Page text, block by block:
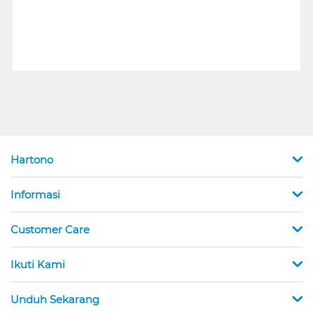
Hartono
Informasi
Customer Care
Ikuti Kami
Unduh Sekarang